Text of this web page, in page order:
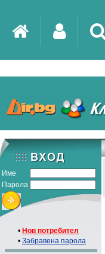
Име
Парола
• Нов потребител
• Забравена парола